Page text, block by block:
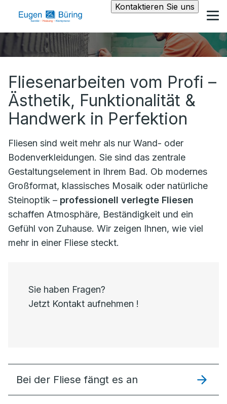
Kontaktieren Sie uns
Fliesenarbeiten vom Profi –
Ästhetik, Funktionalität &
Handwerk in Perfektion
Fliesen sind weit mehr als nur Wand- oder
Bodenverkleidungen. Sie sind das zentrale
Gestaltungselement in Ihrem Bad. Ob modernes
Großformat, klassisches Mosaik oder natürliche
Steinoptik – professionell verlegte Fliesen
schaffen Atmosphäre, Beständigkeit und ein
Gefühl von Zuhause. Wir zeigen Ihnen, wie viel
mehr in einer Fliese steckt.
Sie haben Fragen?
Jetzt Kontakt aufnehmen !
Bei der Fliese fängt es an